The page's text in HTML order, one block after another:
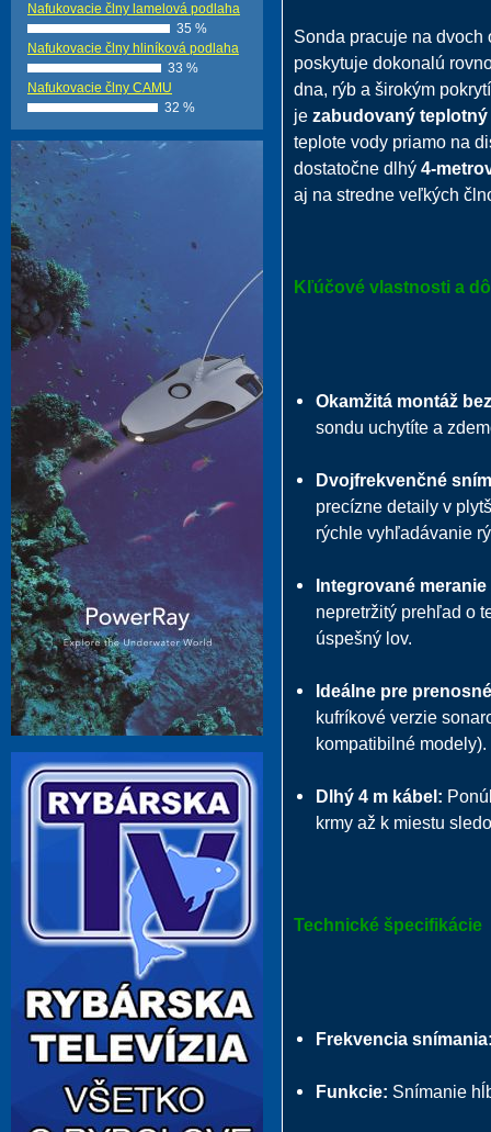
Sonda pracuje na
poskytuje dokonalú
dna, rýb a širokým
je zabudovaný
teplote vody priamo na
dostatočne dlhý 4-
aj na stredne veľkých
Kľúčové vlastnosti a
Okamžitá montáž
sondu uchytíte a
Dvojfrekvenčné
precízne detaily v
rýchle vyhľadávanie
Integrované
nepretržitý prehľad o
úspešný lov.
Ideálne pre
kufríkové verzie
kompatibilné modely).
Dlhý 4 m kábel:
krmy až k miestu
Technické špecifikácie
Frekvencia
Funkcie: Snímanie
Nafukovacie člny lamelová podlaha
35 %
Nafukovacie člny hliníková podlaha
33 %
Nafukovacie člny CAMU
32 %